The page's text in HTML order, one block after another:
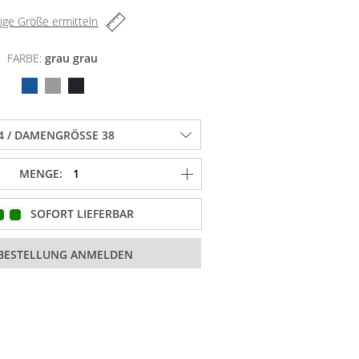
Größe ermitteln
FARBE:grau grau
MENGE:
SOFORT LIEFERBAR